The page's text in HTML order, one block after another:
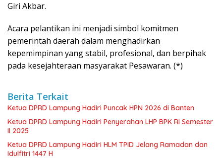
Giri Akbar.
Acara pelantikan ini menjadi simbol komitmen
pemerintah daerah dalam menghadirkan
kepemimpinan yang stabil, profesional, dan berpihak
pada kesejahteraan masyarakat Pesawaran. (*)
Berita Terkait
Ketua DPRD Lampung Hadiri Puncak HPN 2026 di Banten
Ketua DPRD Lampung Hadiri Penyerahan LHP BPK RI Semester
II 2025
Ketua DPRD Lampung Hadiri HLM TPID Jelang Ramadan dan
Idulfitri 1447 H